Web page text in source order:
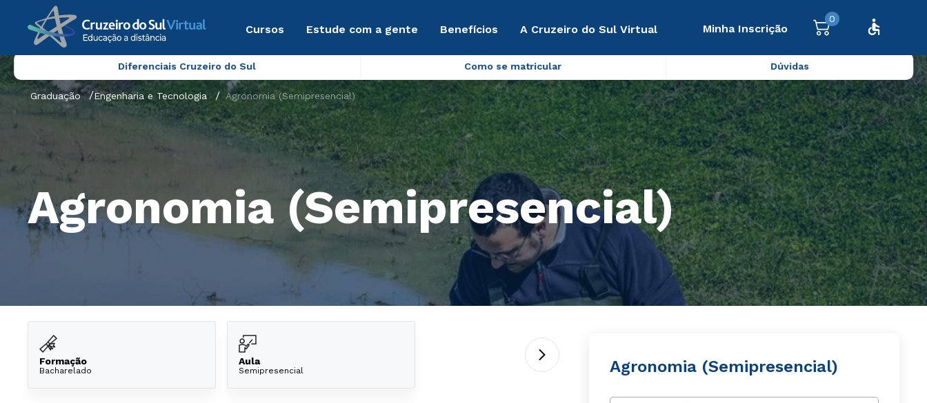
Cursos Estude com a gente Benefícios A Cruzeiro do Sul Virtual Minha Inscrição
0
Diferenciais Cruzeiro do Sul Como se matricular Dúvidas
Graduação Engenharia e Tecnologia Agronomia (Semipresencial)
Agronomia (Semipresencial)
Formação
Bacharelado
Aula
Semipresencial Agronomia (Semipresencial)